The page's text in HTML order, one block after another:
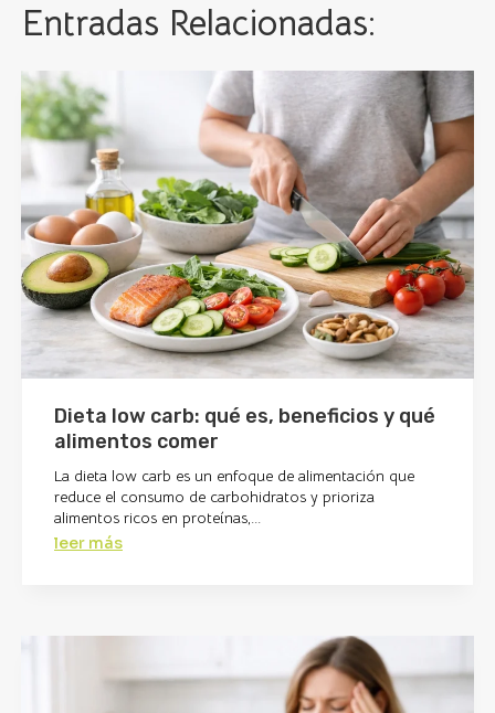
Entradas Relacionadas:
Dieta low carb: qué es, beneficios y qué
alimentos comer
La dieta low carb es un enfoque de alimentación que
reduce el consumo de carbohidratos y prioriza
alimentos ricos en proteínas,...
leer más